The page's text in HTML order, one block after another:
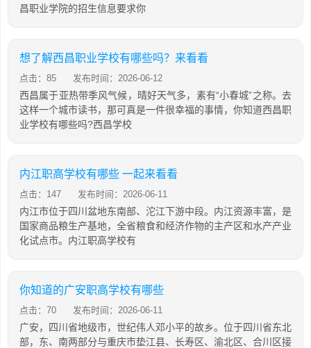
昌职业学院的招生信息要求你
想了解西昌职业学校有哪些吗？来看看
点击：85 发布时间：2026-06-12
西昌属于亚热带季风气候，晴好天气多，素有“小春城”之称。去
这样一个城市读书，那可真是一件很幸福的事情，你知道西昌职
业学校有哪些吗?西昌学校
内江职高学校有哪些 一起来看看
点击：147 发布时间：2026-06-11
内江市位于四川盆地东南部、沱江下游中段。内江资源丰富，是
国家商品粮生产基地，全省粮食和经济作物的主产区和水产产业
化试点市。内江职高学校有
你知道的广安职高学校有哪些
点击：70 发布时间：2026-06-11
广安，四川省地级市，世纪伟人邓小平的故乡。位于四川省东北
部，东、南两部分与重庆市垫江县、长寿区、渝北区、合川区接